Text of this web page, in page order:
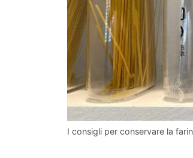
I consigli per conservare la